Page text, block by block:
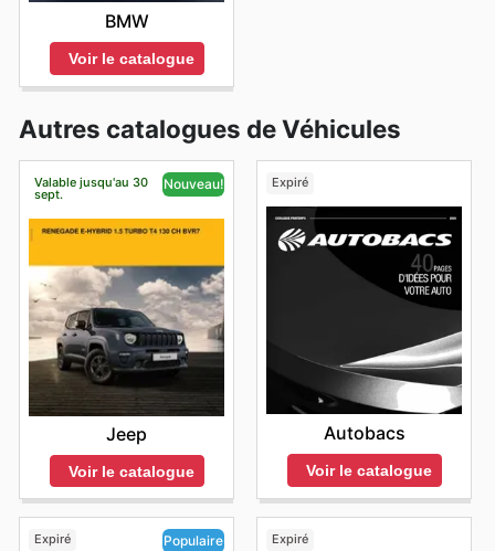
BMW
Voir le catalogue
Autres catalogues de Véhicules
Valable jusqu'au 30
sept.
Nouveau!
Jeep
Voir le catalogue
Expiré
Autobacs
Voir le catalogue
Expiré Populaire Expiré